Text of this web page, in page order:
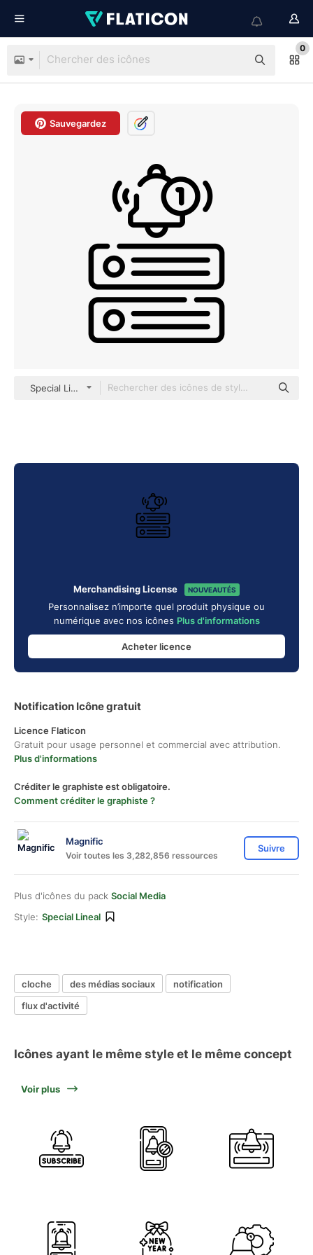
0
Sauvegardez
Special Lineal
Merchandising License NOUVEAUTÉS
Personnalisez n’importe quel produit physique ou
numérique avec nos icônes Plus d'informations
Acheter licence
Notification Icône gratuit
Licence Flaticon
Gratuit pour usage personnel et commercial avec attribution.
Plus d'informations
Créditer le graphiste est obligatoire.
Comment créditer le graphiste ?
Magnific
Voir toutes les 3,282,856 ressources
Suivre
Plus d'icônes du pack Social Media
Style: Special Lineal
cloche des médias sociaux
notification
flux d'activité
Icônes ayant le même style et le même concept
Voir plus